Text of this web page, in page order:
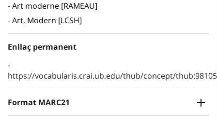
Art moderne [RAMEAU]
Art, Modern [LCSH]
Enllaç permanent
https://vocabularis.crai.ub.edu/thub/concept/
Format MARC21